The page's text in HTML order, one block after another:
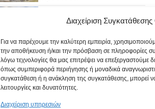
Διαχείριση
Για να παρέχουμε την καλύτερη εμπειρία,
την αποθήκευση ή/και την πρόσβαση σε πληροφορίες
λόγω τεχνολογίες θα μας επιτρέψει να
όπως συμπεριφορά περιήγησης ή μοναδικά
συγκατάθεση ή η ανάκληση της συγκατάθεσης, μπορεί
λειτουργίες και δυνατότητες.
Διαχείριση υπηρεσιών
ανακτόρου στην
στο Παλάτι των Δεσποτών
Οι Νεάντερταλ έκαναν
οδοντιατρικές επεμβάσεις σε
χαλασμένα δόντια, σύμφωνα
με ευρήματα